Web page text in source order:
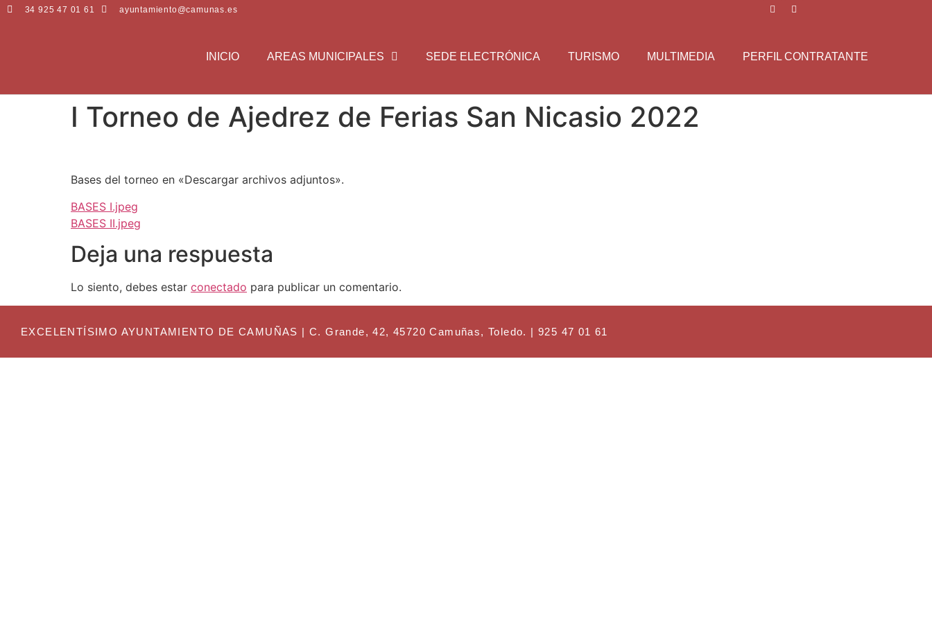
34 925 47 01 61 ayuntamiento@camunas.es
INICIO AREAS MUNICIPALES SEDE ELECTRÓNICA TURISMO MULTIMEDIA PERFIL CONTRATANTE
I Torneo de Ajedrez de Ferias San Nicasio 2022
Bases del torneo en «Descargar archivos adjuntos».
BASES I.jpeg
BASES II.jpeg
Deja una respuesta
Lo siento, debes estar conectado para publicar un comentario.
EXCELENTÍSIMO AYUNTAMIENTO DE CAMUÑAS | C. Grande, 42, 45720 Camuñas, Toledo. | 925 47 01 61